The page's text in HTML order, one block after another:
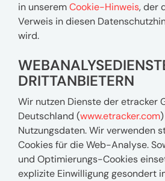
in unseremCookie-Hinweis, der
Verweis in diesen
wird.
DRITTANBIETERN
Wir nutzen Dienste der etracker
Deutschland (www.etracker.com
Nutzungsdaten. Wir verwenden
Cookies für die Web-Analyse.
und Optimierungs-Cookies
explizite Einwilligung gesondert